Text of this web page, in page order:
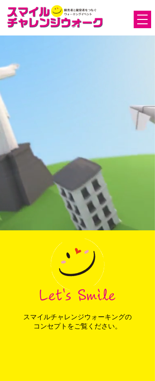
Let's Smile
スマイルチャレンジウォーキングの
​コンセプトをご覧ください。